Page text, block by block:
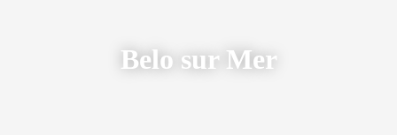
Belo sur Mer